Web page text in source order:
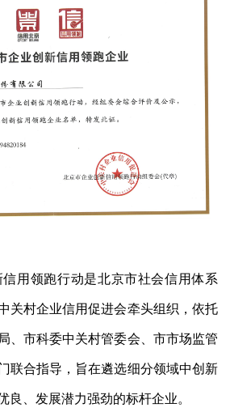
用领跑行动是北京市社会信用体系
关村企业信用促进会牵头组织，依托
、市科委中关村管委会、市市场监管
联合指导，旨在遴选细分领域中创新
良、发展潜力强劲的标杆企业。